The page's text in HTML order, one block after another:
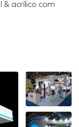
& acrílico com